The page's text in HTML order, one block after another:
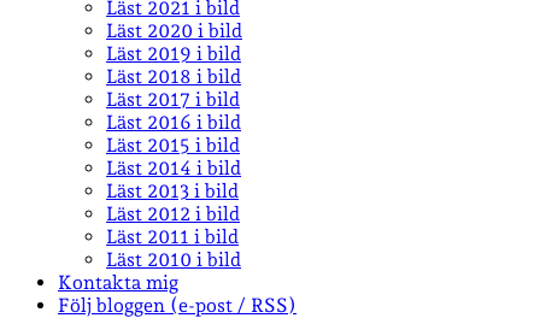
Läst 2021 i bild
Läst 2020 i bild
Läst 2019 i bild
Läst 2018 i bild
Läst 2017 i bild
Läst 2016 i bild
Läst 2015 i bild
Läst 2014 i bild
Läst 2013 i bild
Läst 2012 i bild
Läst 2011 i bild
Läst 2010 i bild
Kontakta mig
Följ bloggen (e-post / RSS)